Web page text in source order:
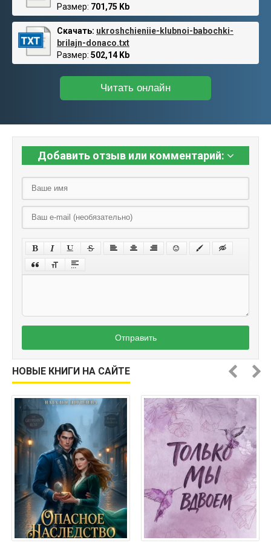
Размер: 701,75 Kb
Скачать: ukroshchieniie-klubnoi-babochki-
brilajn-donaco.txt
Размер: 502,14 Kb
Читать онлайн
Добавить отзыв или комментарий:
Отправить
НОВЫЕ КНИГИ НА САЙТЕ